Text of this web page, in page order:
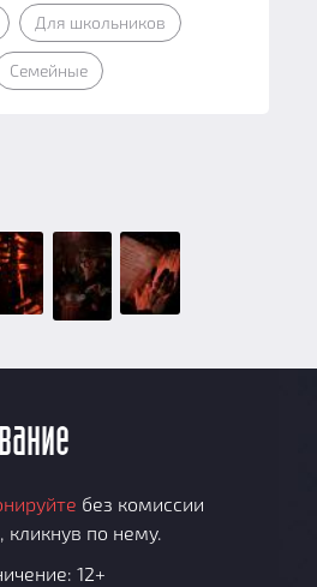
Для школьников
Семейные
без комиссии
по нему.
12+